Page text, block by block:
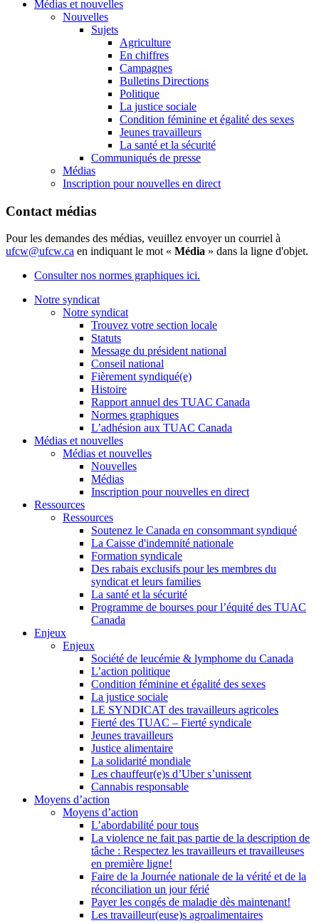
Médias et nouvelles
Nouvelles
Sujets
Agriculture
En chiffres
Campagnes
Bulletins Directions
Politique
La justice sociale
Condition féminine et égalité des sexes
Jeunes travailleurs
La santé et la sécurité
Communiqués de presse
Médias
Inscription pour nouvelles en direct
Contact médias
Pour les demandes des médias, veuillez envoyer un courriel à
ufcw@ufcw.ca en indiquant le mot « Média » dans la ligne d'objet.
Consulter nos normes graphiques ici.
Notre syndicat
Notre syndicat
Trouvez votre section locale
Statuts
Message du président national
Conseil national
Fièrement syndiqué(e)
Histoire
Rapport annuel des TUAC Canada
Normes graphiques
L’adhésion aux TUAC Canada
Médias et nouvelles
Médias et nouvelles
Nouvelles
Médias
Inscription pour nouvelles en direct
Ressources
Ressources
Soutenez le Canada en consommant syndiqué
La Caisse d'indemnité nationale
Formation syndicale
Des rabais exclusifs pour les membres du
syndicat et leurs families
La santé et la sécurité
Programme de bourses pour l’équité des TUAC
Canada
Enjeux
Enjeux
Société de leucémie & lymphome du Canada
L’action politique
Condition féminine et égalité des sexes
La justice sociale
LE SYNDICAT des travailleurs agricoles
Fierté des TUAC – Fierté syndicale
Jeunes travailleurs
Justice alimentaire
La solidarité mondiale
Les chauffeur(e)s d’Uber s’unissent
Cannabis responsable
Moyens d’action
Moyens d’action
L’abordabilité pour tous
La violence ne fait pas partie de la description de
tâche : Respectez les travailleurs et travailleuses
en première ligne!
Faire de la Journée nationale de la vérité et de la
réconciliation un jour férié
Payer les congés de maladie dès maintenant!
Les travailleur(euse)s agroalimentaires